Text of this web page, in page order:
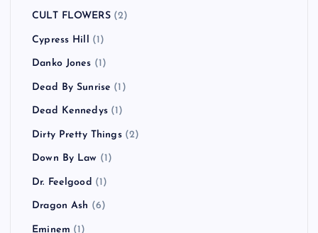
CULT FLOWERS(2)
Cypress Hill (1)
Danko Jones (1)
Dead By Sunrise (1)
Dead Kennedys(1)
Dirty Pretty Things(2)
Down By Law (1)
Dr. Feelgood (1)
Dragon Ash (6)
Eminem (1)